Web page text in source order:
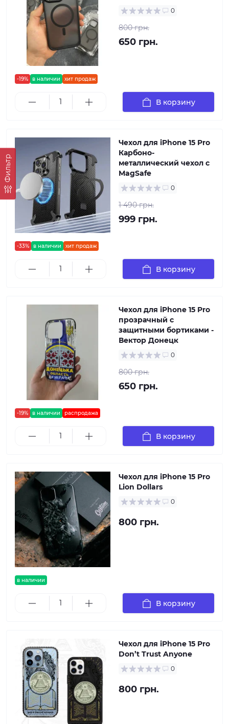
Фильтр
-19% в наличии хит продаж
0
800 грн.
650 грн.
В корзину
-33% в наличии хит продаж
Чехол для iPhone 15 Pro
Карбоно-
металлический чехол с
MagSafe
0
1 490 грн.
999 грн.
В корзину
-19% в наличии распродажа
Чехол для iPhone 15 Pro
прозрачный с
защитными бортиками -
Вектор Донецк
0
800 грн.
650 грн.
В корзину
в наличии
Чехол для iPhone 15 Pro
Lion Dollars
0
800 грн.
В корзину
Чехол для iPhone 15 Pro
Don’t Trust Anyone
0
800 грн.